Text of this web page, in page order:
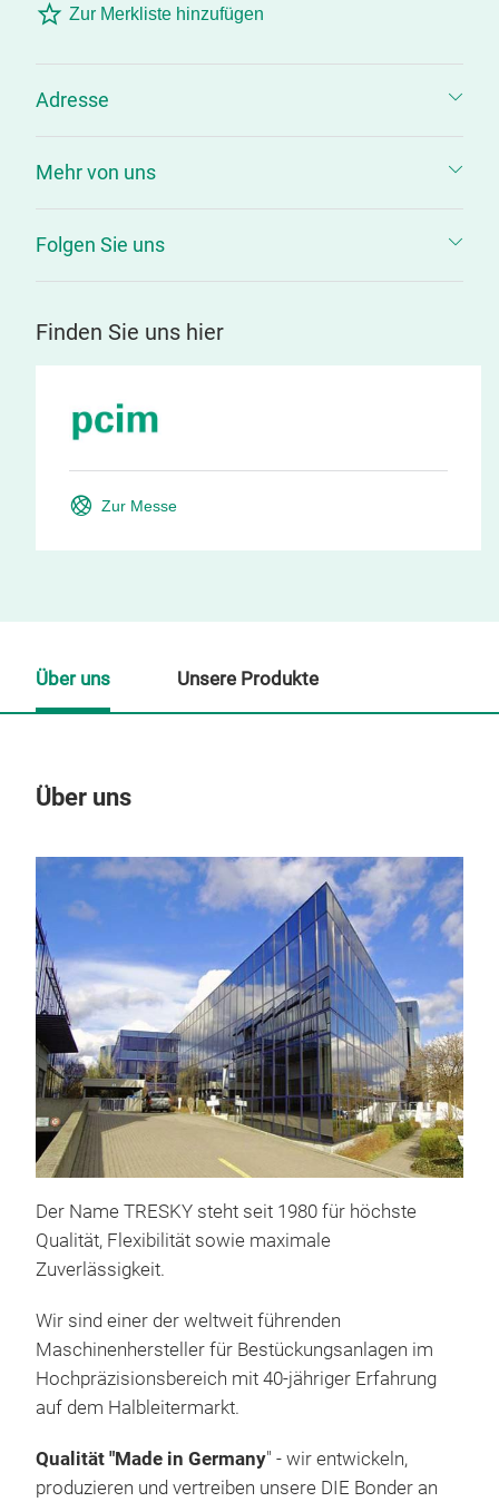
Zur Merkliste hinzufügen
Adresse
Mehr von uns
Folgen Sie uns
Finden Sie uns hier
Zur Messe
Über uns
Der Name TRESKY steht seit 1980 für höchste
Qualität, Flexibilität sowie maximale
Zuverlässigkeit.
Wir sind einer der weltweit führenden
Maschinenhersteller für Bestückungsanlagen im
Hochpräzisionsbereich mit 40-jähriger Erfahrung
auf dem Halbleitermarkt.
Qualität "Made in Germany" - wir entwickeln,
produzieren und vertreiben unsere DIE Bonder an
Über uns Unsere Produkte